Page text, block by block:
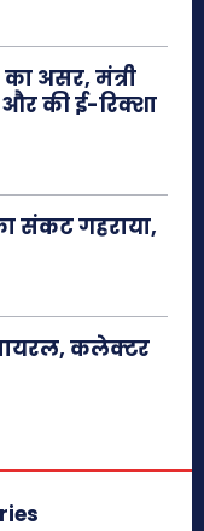
असर, मंत्री
और की ई-रिक्शा
संकट गहराया,
कलेक्टर